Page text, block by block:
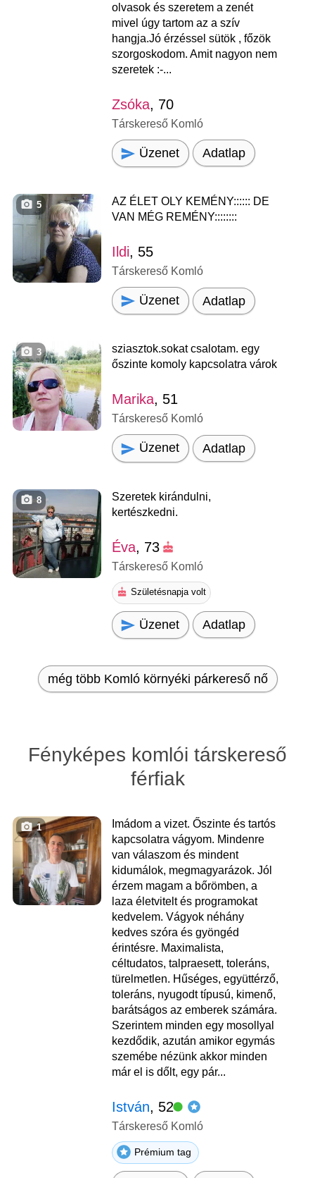
olvasok és szeretem a zenét
mivel úgy tartom az a szív
hangja.Jó érzéssel sütök , főzök
szorgoskodom. Amit nagyon nem
szeretek :-...
Zsóka, 70
Társkereső Komló
Üzenet Adatlap
5
AZ ÉLET OLY KEMÉNY:::::: DE
VAN MÉG REMÉNY::::::::
Ildi, 55
Társkereső Komló
Üzenet Adatlap
3
sziasztok.sokat csalotam. egy
őszinte komoly kapcsolatra várok
Marika, 51
Társkereső Komló
Üzenet Adatlap
8
Szeretek kirándulni,
kertészkedni.
Éva, 73
Társkereső Komló
Születésnapja volt
Üzenet Adatlap
még több Komló környéki párkereső nő
Fényképes komlói társkereső
férfiak
1
Imádom a vizet. Őszinte és tartós
kapcsolatra vágyom. Mindenre
van válaszom és mindent
kidumálok, megmagyarázok. Jól
érzem magam a bőrömben, a
laza életvitelt és programokat
kedvelem. Vágyok néhány
kedves szóra és gyöngéd
érintésre. Maximalista,
céltudatos, talpraesett, toleráns,
türelmetlen. Hűséges, együttérző,
toleráns, nyugodt típusú, kimenő,
barátságos az emberek számára.
Szerintem minden egy mosollyal
kezdődik, azután amikor egymás
szemébe nézünk akkor minden
már el is dőlt, egy pár...
István, 52
Társkereső Komló
Prémium tag